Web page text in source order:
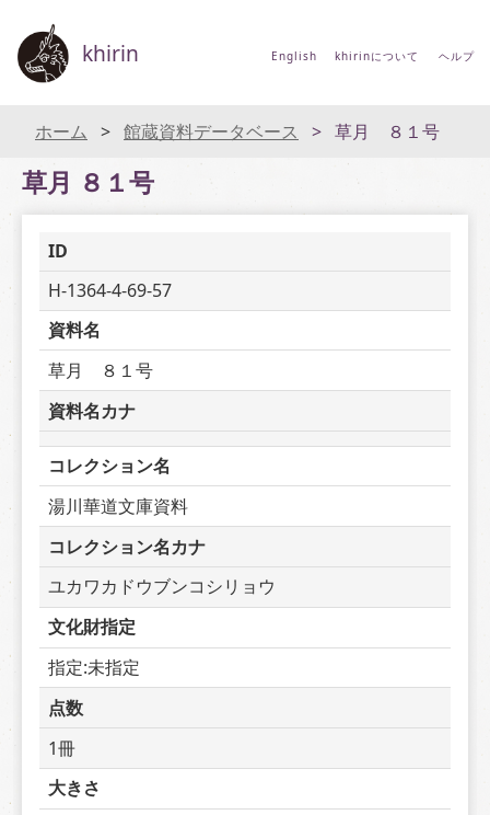
khirin English khirinについて ヘルプ
ホーム 館蔵資料データベース 草月 ８１号
草月 ８１号
ID
H-1364-4-69-57
資料名
草月　８１号
資料名カナ
コレクション名
湯川華道文庫資料
コレクション名カナ
ユカワカドウブンコシリョウ
文化財指定
指定:未指定
点数
1冊
大きさ